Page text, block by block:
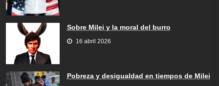
Sobre Milei y la moral del burro
16 abril 2026
Pobreza y desigualdad en tiempos de Milei